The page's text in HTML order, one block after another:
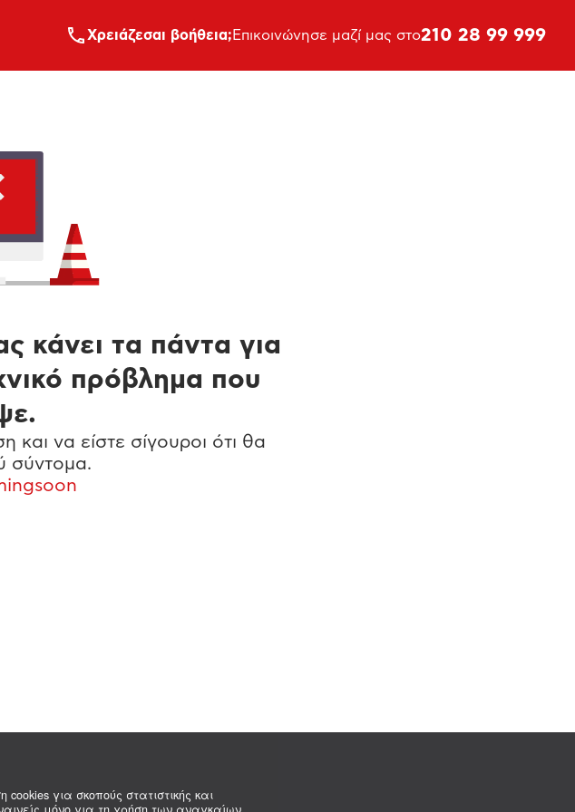
για σκοπούς στατιστικής και
Xρειάζεσαι βοήθεια; Επικοινώνησε μαζί μας στο210 28 99 999
κάνει τα πάντα για
πρόβλημα που
να είστε σίγουροι ότι θα
σύντομα.